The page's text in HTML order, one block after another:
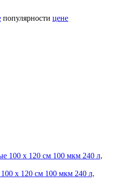
популярности цене
х 120 см 100 мкм 240 л,